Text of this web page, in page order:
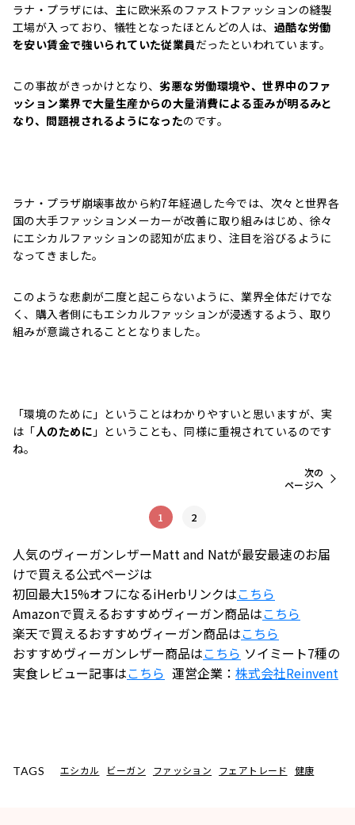
ラナ・プラザには、主に欧米系のファストファッションの縫製
工場が入っており、犠牲となったほとんどの人は、 過酷な労働
を安い賃金で強いられていた従業員だったといわれています。
この事故がきっかけとなり、劣悪な労働環境や、世界中のファ
ッション業界で大量生産からの大量消費による歪みが明るみと
なり、問題視されるようになったのです。
ラナ・プラザ崩壊事故から約7年経過した今では、次々と世界各
国の大手ファッションメーカーが改善に取り組みはじめ、徐々
にエシカルファッションの認知が広まり、注目を浴びるように
なってきました。
このような悲劇が二度と起こらないように、業界全体だけでな
く、購入者側にもエシカルファッションが浸透するよう、取り
組みが意識されることとなりました。
「環境のために」ということはわかりやすいと思いますが、実
は「人のために 」ということも、同様に重視されているのです
ね。
1 2
次の
ページへ
人気のヴィーガンレザーMatt and Natが最安最速のお届
けで買える公式ページは
初回最大15%オフになるiHerbリンクはこちら
Amazonで買えるおすすめヴィーガン商品はこちら
楽天で買えるおすすめヴィーガン商品はこちら
おすすめヴィーガンレザー商品はこちら ソイミート7種の
実食レビュー記事はこちら 運営企業： 株式会社Reinvent
TAGS エシカル ビーガン ファッション フェアトレード 健康